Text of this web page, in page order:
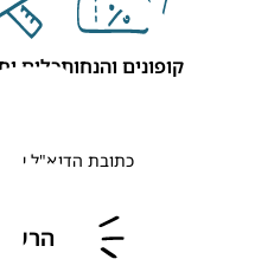
קופונים והנחותכלים
כתובת הדוא"ל שלך